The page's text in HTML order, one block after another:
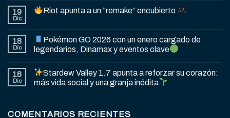
19
Dic
Riot apunta a un “remake” encubierto
18
Dic
Pokémon GO 2026 con un enero cargado de
legendarios, Dinamax y eventos clave
18
Dic
Stardew Valley 1.7 apunta a reforzar su corazón:
más vida social y una granja inédita
COMENTARIOS RECIENTES